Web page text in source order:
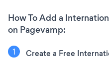
How To Add a
on Pagevamp:
Create a Free